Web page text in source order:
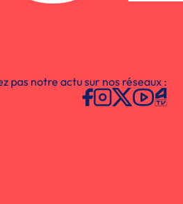
pas notre actu sur nos réseaux :